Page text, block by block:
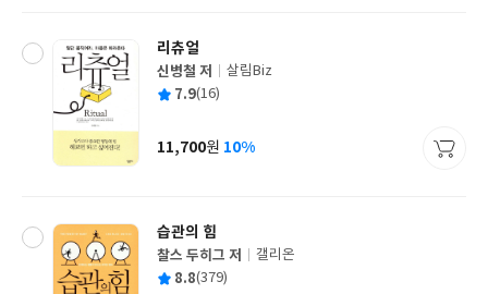
리츄얼
글
쓴
신병철 저
출
사
살림Biz
평 7.9(16)
가
11,700원 10%
습관의 힘
글
쓴
찰스 두히그 저
출
갤리온
평 8.8(379)